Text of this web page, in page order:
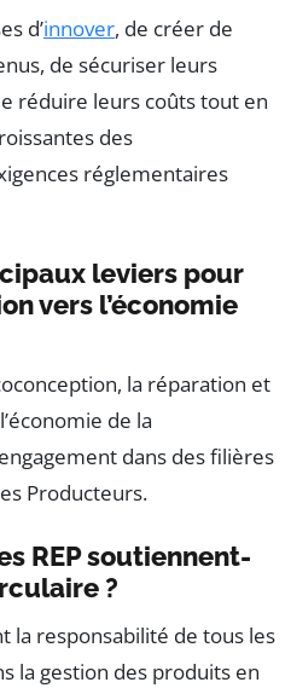
d’innover, de créer de
de sécuriser leurs
réduire leurs coûts tout en
des
réglementaires
leviers pour
vers l’économie
la réparation et
de la
dans des filières
Producteurs.
REP soutiennent-
?
la responsabilité de tous les
la gestion des produits en